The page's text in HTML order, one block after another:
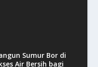
Sumur Bor di
Air Bersih bagi